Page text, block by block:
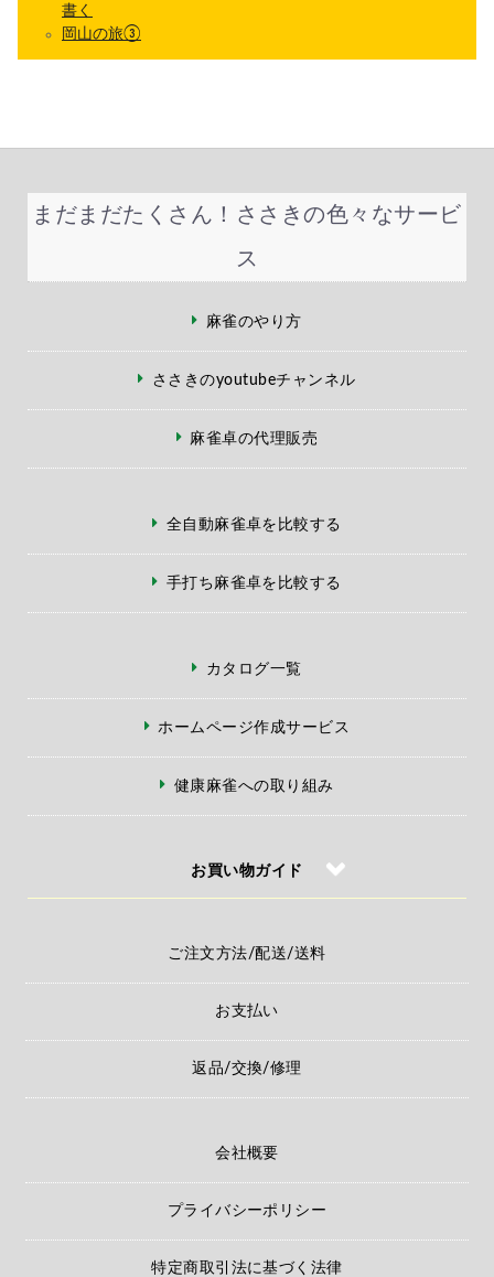
書く
岡山の旅③
まだまだたくさん！ささきの色々なサービ
ス
麻雀のやり方
ささきのyoutubeチャンネル
麻雀卓の代理販売
全自動麻雀卓を比較する
手打ち麻雀卓を比較する
カタログ一覧
ホームページ作成サービス
健康麻雀への取り組み
お買い物ガイド
ご注文方法/配送/送料
お支払い
返品/交換/修理
会社概要
プライバシーポリシー
特定商取引法に基づく法律